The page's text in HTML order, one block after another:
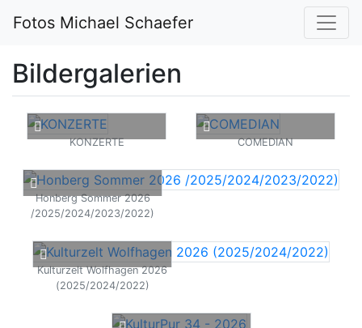
Fotos Michael Schaefer
Bildergalerien
KONZERTE COMEDIAN
Honberg Sommer 2026
/2025/2024/2023/2022)
Kulturzelt Wolfhagen 2026
(2025/2024/2022)